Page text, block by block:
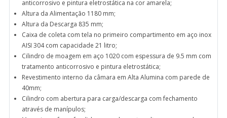
anticorrosivo e pintura eletrostática na cor amarela;
Altura da Alimentação 1180 mm;
Altura da Descarga 835 mm;
Caixa de coleta com tela no primeiro compartimento em aço inox
AISI 304 com capacidade 21 litro;
Cilindro de moagem em aço 1020 com espessura de 9.5 mm com
tratamento anticorrosivo e pintura eletrostática;
Revestimento interno da câmara em Alta Alumina com parede de
40mm;
Cilindro com abertura para carga/descarga com fechamento
através de manípulos;